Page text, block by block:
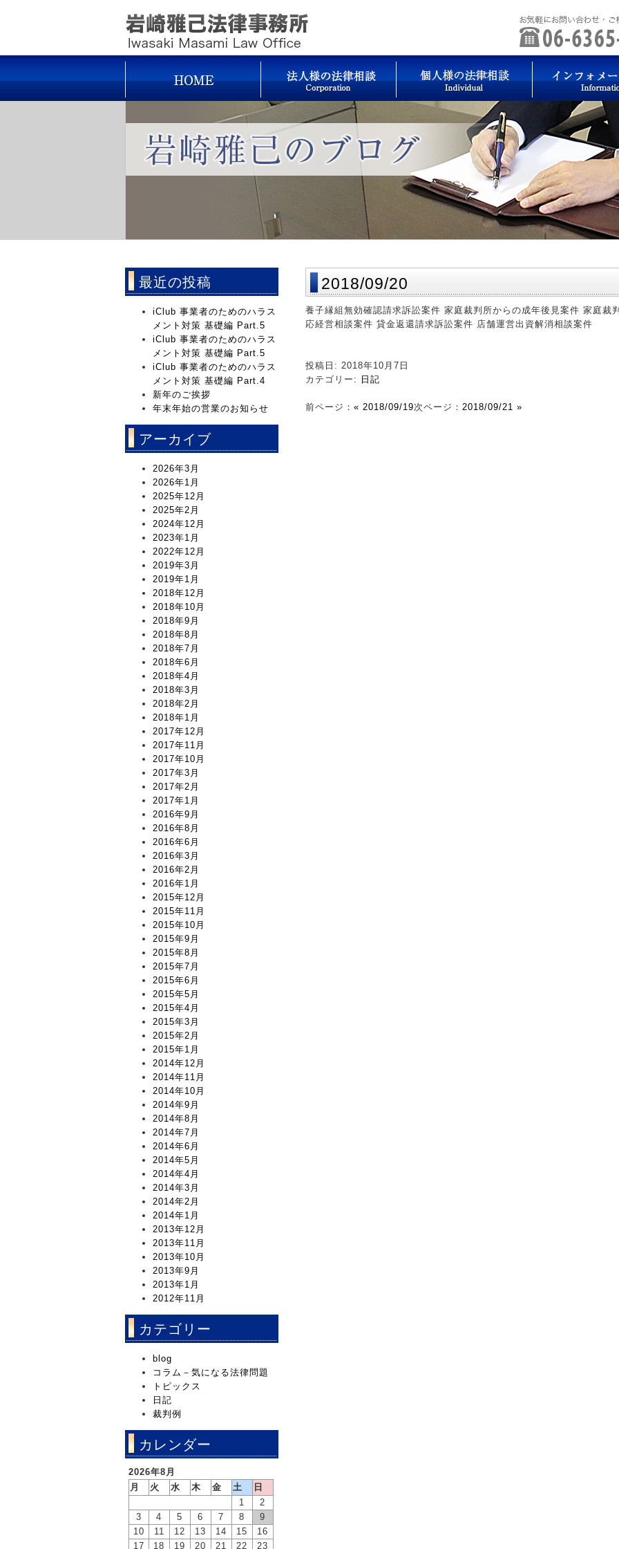
2018/09/20
養子縁組無効確認請求訴訟案件 家庭裁判所からの成年後見案件 家庭裁
応経営相談案件 貸金返還請求訴訟案件 店舗運営出資解消相談案件
投稿日: 2018年10月7日
カテゴリー:
日記
前ページ： « 2018/09/19次ページ： 2018/09/21 »
最近の投稿
iClub 事業者のためのハラス
メント対策 基礎編 Part.5
iClub 事業者のためのハラス
メント対策 基礎編 Part.5
iClub 事業者のためのハラス
メント対策 基礎編 Part.4
新年のご挨拶
年末年始の営業のお知らせ
アーカイブ
2026年3月
2026年1月
2025年12月
2025年2月
2024年12月
2023年1月
2022年12月
2019年3月
2019年1月
2018年12月
2018年10月
2018年9月
2018年8月
2018年7月
2018年6月
2018年4月
2018年3月
2018年2月
2018年1月
2017年12月
2017年11月
2017年10月
2017年3月
2017年2月
2017年1月
2016年9月
2016年8月
2016年6月
2016年3月
2016年2月
2016年1月
2015年12月
2015年11月
2015年10月
2015年9月
2015年8月
2015年7月
2015年6月
2015年5月
2015年4月
2015年3月
2015年2月
2015年1月
2014年12月
2014年11月
2014年10月
2014年9月
2014年8月
2014年7月
2014年6月
2014年5月
2014年4月
2014年3月
2014年2月
2014年1月
2013年12月
2013年11月
2013年10月
2013年9月
2013年1月
2012年11月
カテゴリー
blog
コラム－気になる法律問題
トピックス
日記
裁判例
カレンダー
2026年8月
月
火 水 木 金 土
日
1
2
3
4 5 6 7 8
9
10
11 12 13 14 15
16
17
18 19 20 21 22 23